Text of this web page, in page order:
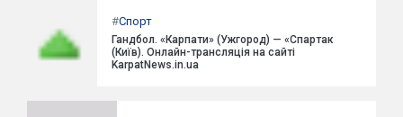
#Спорт
Гандбол. «Карпати» (Ужгород) — «Спартак
(Київ). Онлайн-трансляція на сайті
KarpatNews.in.ua